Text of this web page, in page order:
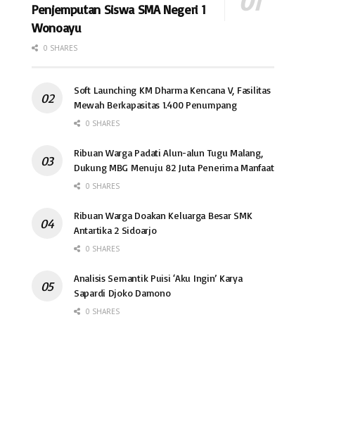
Penjemputan Siswa SMA Negeri 1
Wonoayu
0 SHARES
Soft Launching KM Dharma Kencana V, Fasilitas
Mewah Berkapasitas 1.400 Penumpang
0 SHARES
Ribuan Warga Padati Alun-alun Tugu Malang,
Dukung MBG Menuju 82 Juta Penerima Manfaat
0 SHARES
Ribuan Warga Doakan Keluarga Besar SMK
Antartika 2 Sidoarjo
0 SHARES
Analisis Semantik Puisi ‘Aku Ingin’ Karya
Sapardi Djoko Damono
0 SHARES